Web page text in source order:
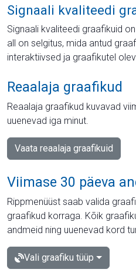
Signaali kvaliteedi
Signaali kvaliteedi graafikuid
all on selgitus, mida antud
interaktiivsed ja graafikutel
Reaalaja graafikud
Reaalaja graafikud kuvavad
uuenevad iga minut.
Vaata reaalaja graafikuid
Viimase 30 päeva
Rippmenüüst saab valida
graafikud korraga. Kõik
andmeid ning uuenevad kord
Vali graafiku tüüp